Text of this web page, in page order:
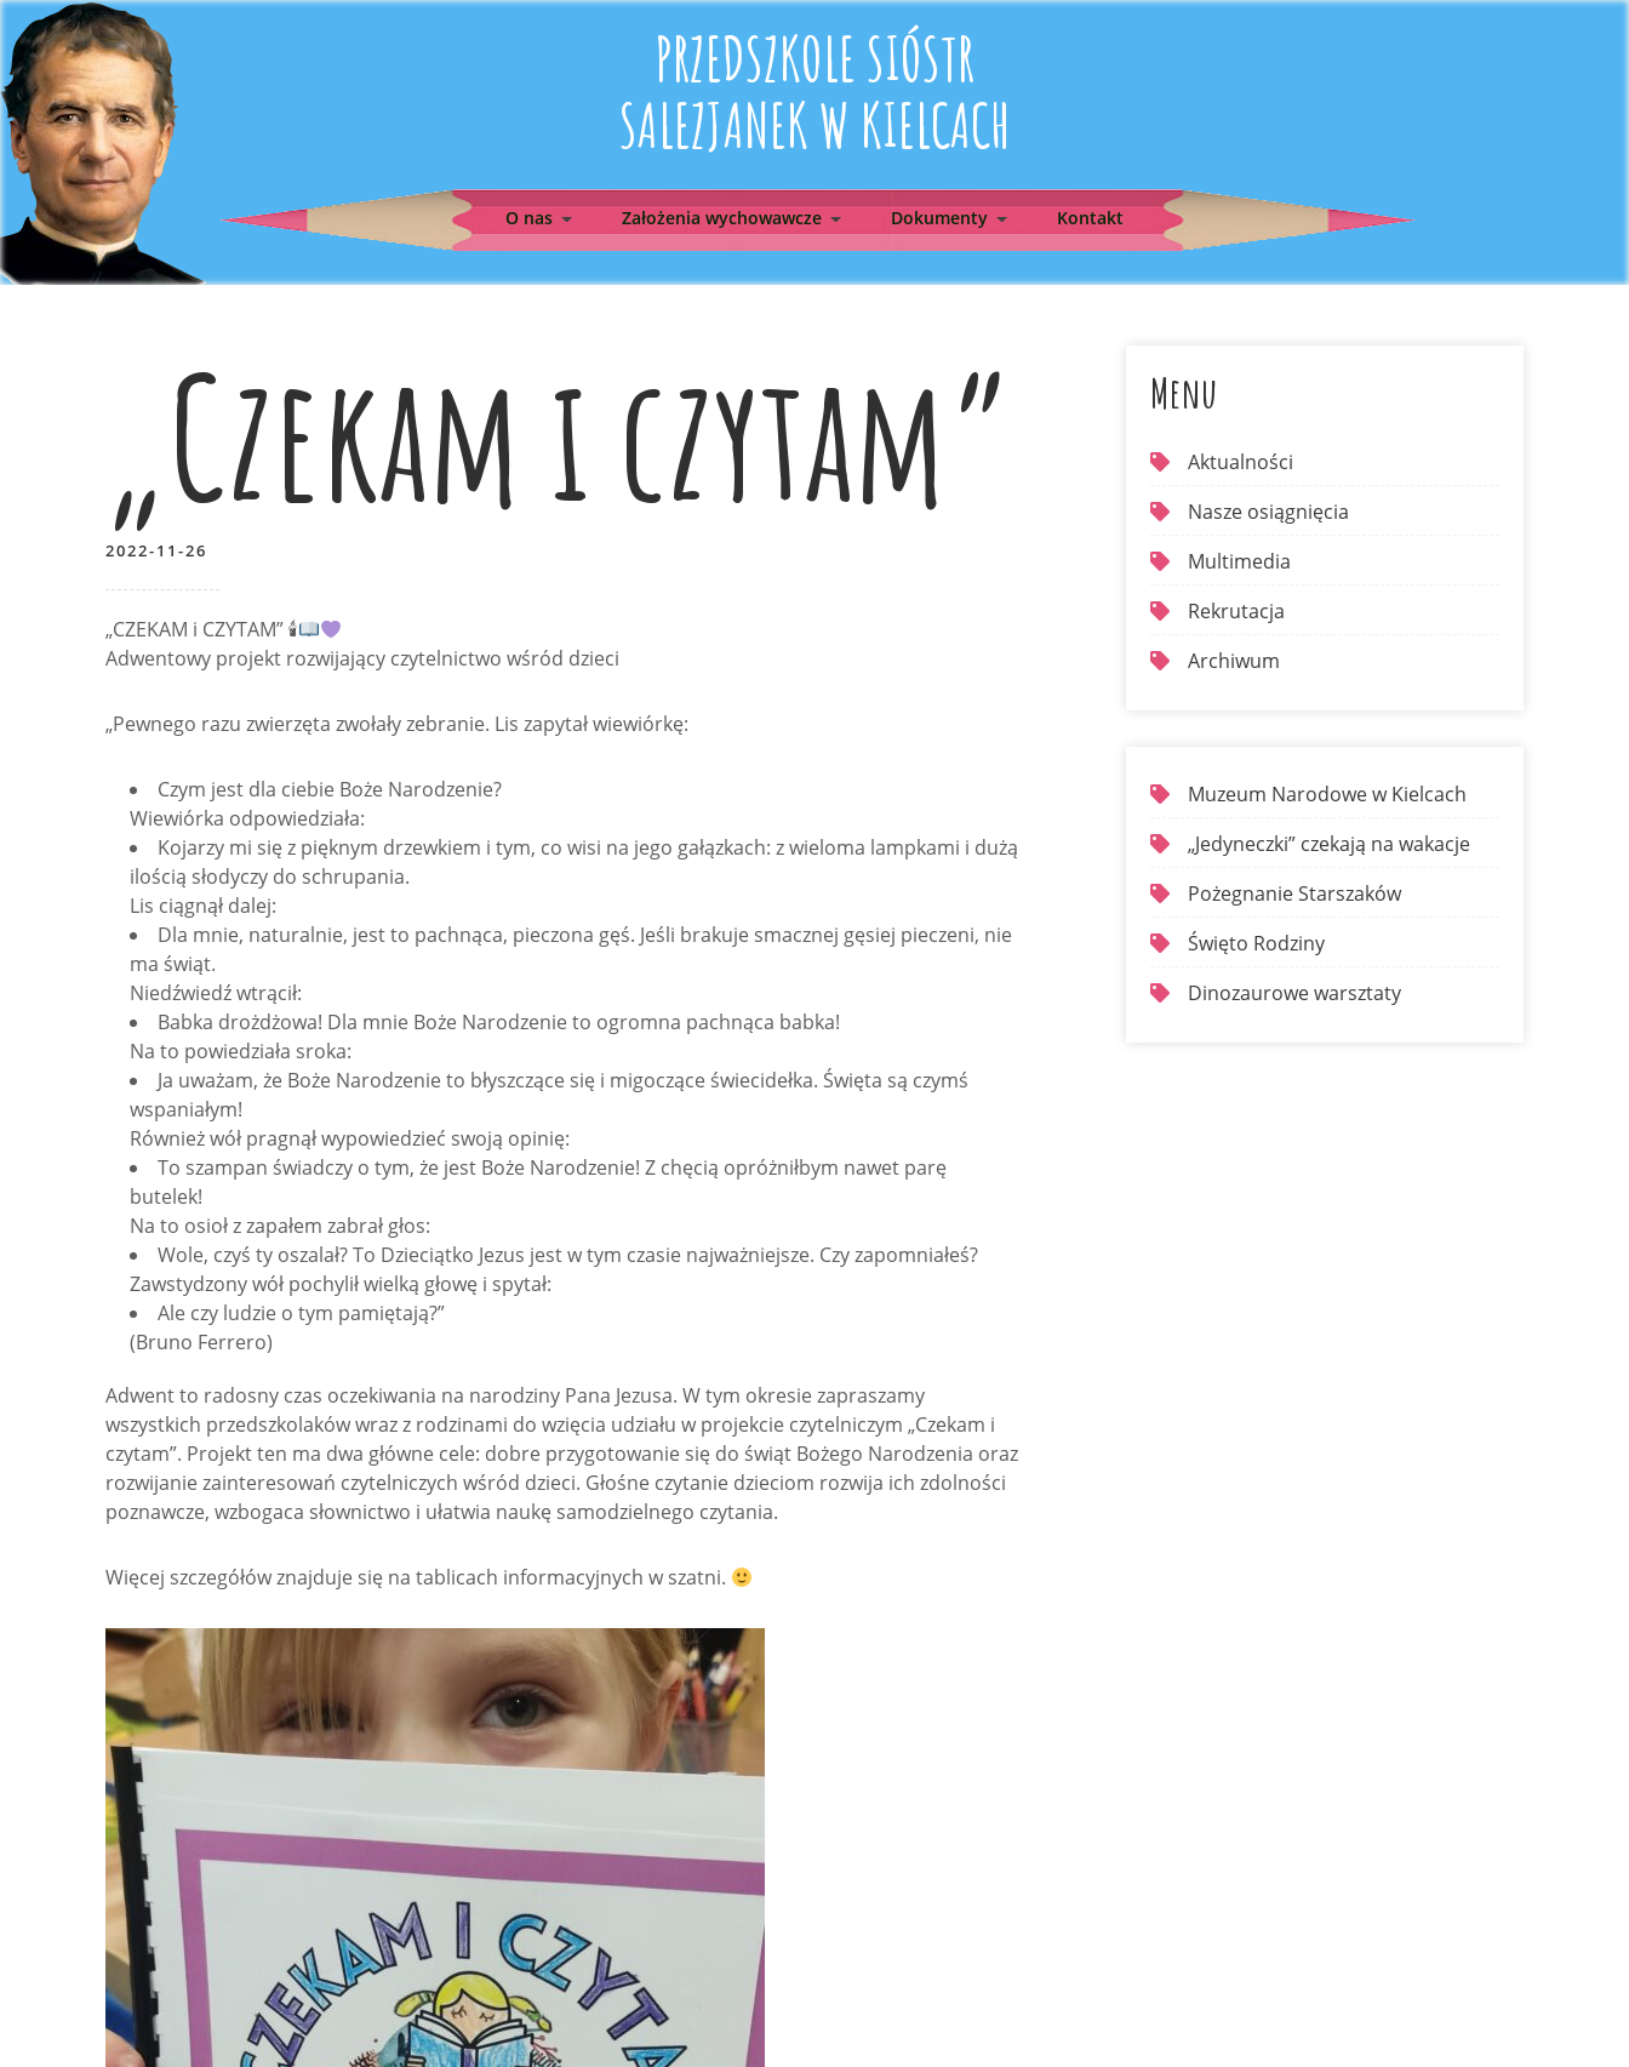
PRZEDSZKOLE SIÓSTR
SALEZJANEK W KIELCACH
O nas Założenia wychowawcze Dokumenty Kontakt
„Czekam i czytam”
2022-11-26
„CZEKAM i CZYTAM” 🕯
Adwentowy projekt rozwijający czytelnictwo wśród dzieci
„Pewnego razu zwierzęta zwołały zebranie. Lis zapytał wiewiórkę:
Czym jest dla ciebie Boże Narodzenie?
Wiewiórka odpowiedziała:
Kojarzy mi się z pięknym drzewkiem i tym, co wisi na jego gałązkach: z wieloma lampkami i dużą
ilością słodyczy do schrupania.
Lis ciągnął dalej:
Dla mnie, naturalnie, jest to pachnąca, pieczona gęś. Jeśli brakuje smacznej gęsiej pieczeni, nie
ma świąt.
Niedźwiedź wtrącił:
Babka drożdżowa! Dla mnie Boże Narodzenie to ogromna pachnąca babka!
Na to powiedziała sroka:
Ja uważam, że Boże Narodzenie to błyszczące się i migoczące świecidełka. Święta są czymś
wspaniałym!
Również wół pragnął wypowiedzieć swoją opinię:
To szampan świadczy o tym, że jest Boże Narodzenie! Z chęcią opróżniłbym nawet parę
butelek!
Na to osioł z zapałem zabrał głos:
Wole, czyś ty oszalał? To Dzieciątko Jezus jest w tym czasie najważniejsze. Czy zapomniałeś?
Zawstydzony wół pochylił wielką głowę i spytał:
Ale czy ludzie o tym pamiętają?”
(Bruno Ferrero)
Adwent to radosny czas oczekiwania na narodziny Pana Jezusa. W tym okresie zapraszamy
wszystkich przedszkolaków wraz z rodzinami do wzięcia udziału w projekcie czytelniczym „Czekam i
czytam”. Projekt ten ma dwa główne cele: dobre przygotowanie się do świąt Bożego Narodzenia oraz
rozwijanie zainteresowań czytelniczych wśród dzieci. Głośne czytanie dzieciom rozwija ich zdolności
poznawcze, wzbogaca słownictwo i ułatwia naukę samodzielnego czytania.
Więcej szczegółów znajduje się na tablicach informacyjnych w szatni.
Menu
Aktualności
Nasze osiągnięcia
Multimedia
Rekrutacja
Archiwum
Muzeum Narodowe w Kielcach
„Jedyneczki” czekają na wakacje
Pożegnanie Starszaków
Święto Rodziny
Dinozaurowe warsztaty